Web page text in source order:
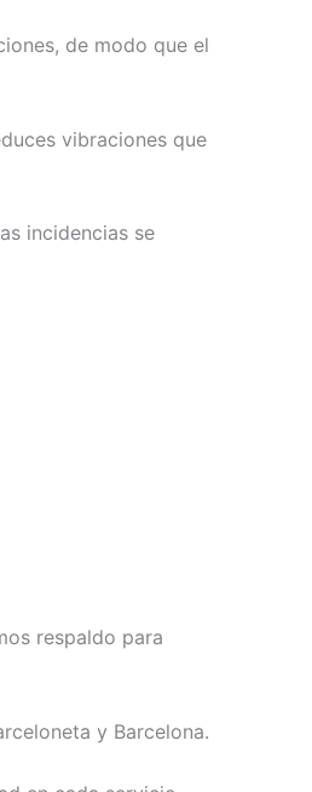
de modo que el
vibraciones que
incidencias se
respaldo para
y Barcelona.